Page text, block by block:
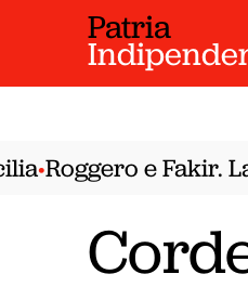
Patria
•Roggero e Fakir. La